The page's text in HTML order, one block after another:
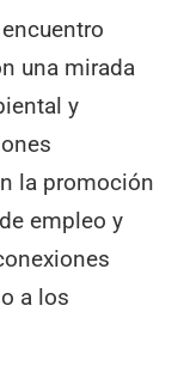
una mirada
y
la promoción
empleo y
a los